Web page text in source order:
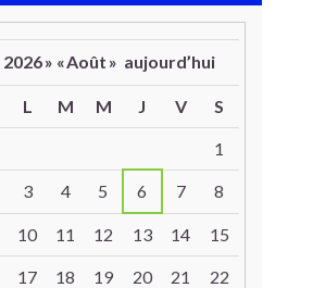
2026» «Août » aujourd’hui
L M M J V S
1
3 4 5 6 7 8
10 11 12 13 14 15
17 18 19 20 21 22